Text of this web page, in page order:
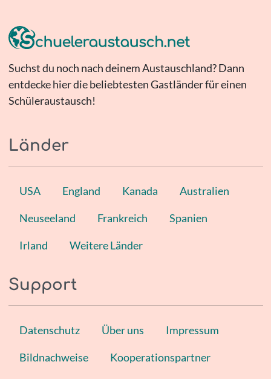
Suchst du noch nach deinem Austauschland? Dann
entdecke hier die beliebtesten Gastländer für einen
Schüleraustausch!
Länder
USA England Kanada Australien
Neuseeland Frankreich Spanien
Irland Weitere Länder
Support
Datenschutz Über uns Impressum
Bildnachweise Kooperationspartner